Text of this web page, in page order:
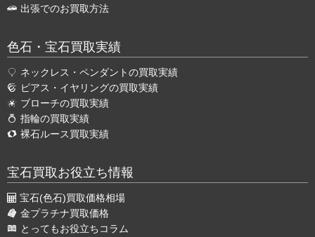
出張でのお買取方法
色石・宝石買取実績
ネックレス・ペンダントの買取実績
ピアス・イヤリングの買取実績
ブローチの買取実績
指輪の買取実績
裸石ルース買取実績
宝石買取お役立ち情報
宝石(色石)買取価格相場
金プラチナ買取価格
とってもお役立ちコラム